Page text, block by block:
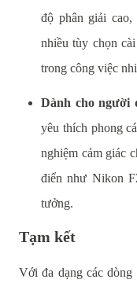
độ phân giải
nhiều tùy chọn
trong công việc
Dành cho người
yêu thích phong
nghiệm cảm giác
điển như Nikon
tưởng.
Tạm kết
Với đa dạng các